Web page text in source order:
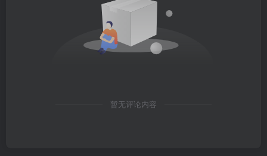
暂无评论内容